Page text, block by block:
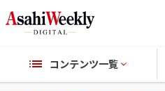
コンテンツ一覧